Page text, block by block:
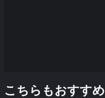
こちらもおすすめ